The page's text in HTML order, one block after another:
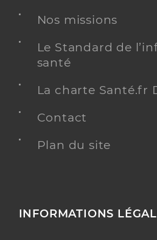
Nos missions
Le Standard de
santé
La charte Santé.fr
Contact
Plan du site
INFORMATIONS